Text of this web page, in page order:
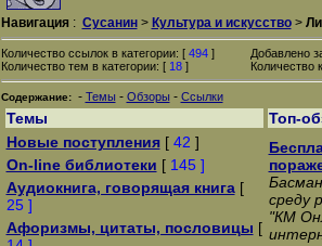
Навигация: Сусанин> Культура и искусство>
Количество ссылок в категории: [ 494]
Количество тем в категории: [ 18]
Добавлено
Количество
Содержание: - Темы - Обзоры - Ссылки
Темы
Топ-
Новые поступления[ 42 ]
On-line библиотеки [ 145 ]
Аудиокнига, говорящая книга[
25 ]
Афоризмы, цитаты, пословицы [
среду
"КМ